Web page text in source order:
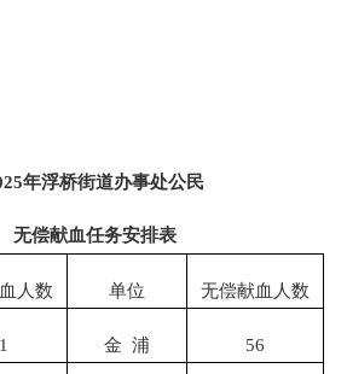
年浮桥街道办事处公民
偿献血任务安排表
人数 单位 无偿献血人数
金 浦 56